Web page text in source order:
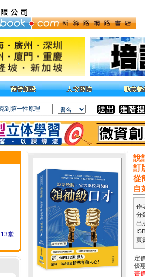
堂
說
訂
從
自
作
分
出
頁
定
優
書